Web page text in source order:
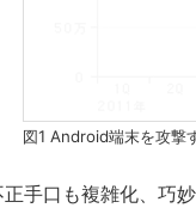
図1 Android端末を攻撃
手口も複雑化、巧